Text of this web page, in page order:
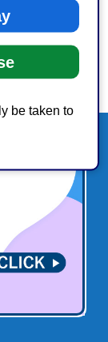
be taken to